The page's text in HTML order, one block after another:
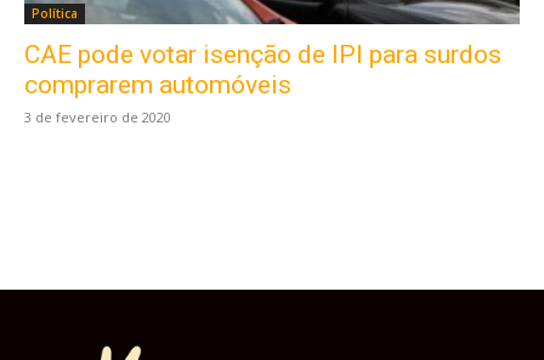
Política
CAE pode votar isenção de IPI para surdos
comprarem automóveis
3 de fevereiro de 2020
Este site usa cookies para garantir que você
obtenha a melhor experiência em nosso site.